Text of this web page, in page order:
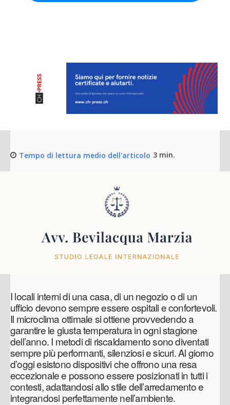
Tempo di lettura medio dell'articolo 3 min.
I locali interni di una casa, di un negozio o di un
ufficio devono sempre essere ospitali e confortevoli.
Il microclima ottimale si ottiene provvedendo a
garantire le giusta temperatura in ogni stagione
dell’anno. I metodi di riscaldamento sono diventati
sempre più performanti, silenziosi e sicuri. Al giorno
d’oggi esistono dispositivi che offrono una resa
eccezionale e possono essere posizionati in tutti i
contesti, adattandosi allo stile dell’arredamento e
integrandosi perfettamente nell’ambiente.